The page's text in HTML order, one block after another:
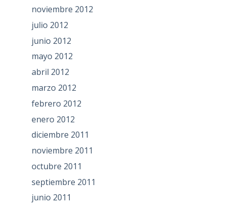
noviembre 2012
julio 2012
junio 2012
mayo 2012
abril 2012
marzo 2012
febrero 2012
enero 2012
diciembre 2011
noviembre 2011
octubre 2011
septiembre 2011
junio 2011